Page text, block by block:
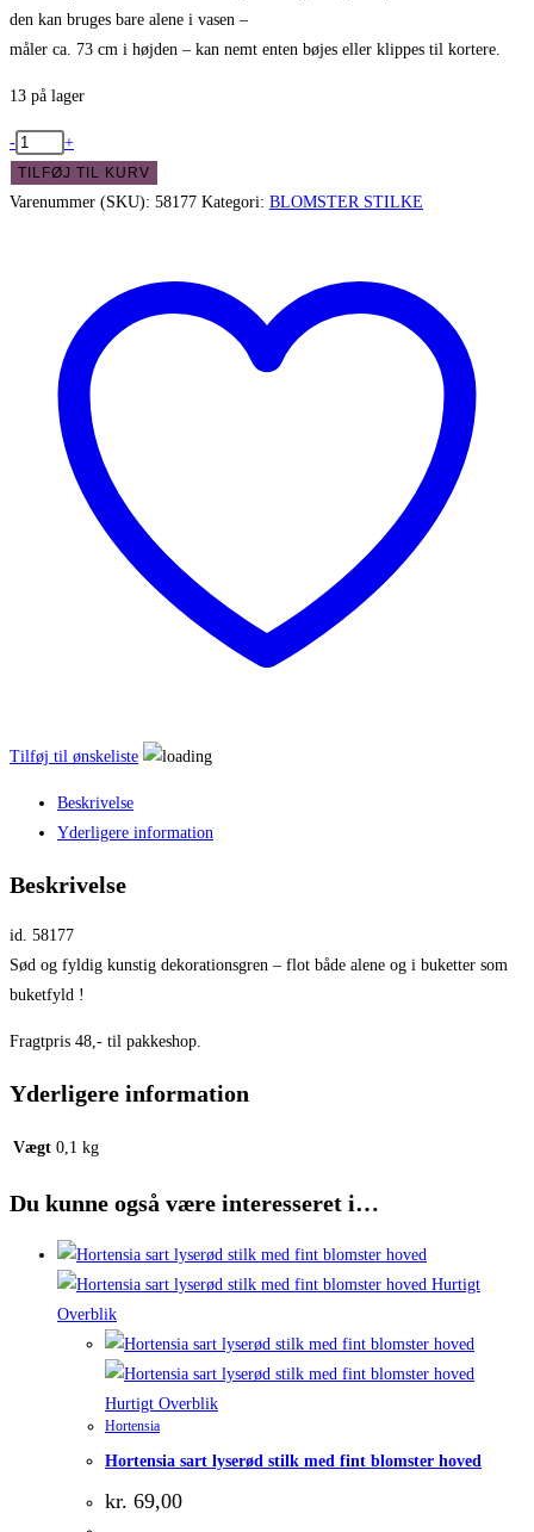
den kan bruges bare alene i vasen –
måler ca. 73 cm i højden – kan nemt enten bøjes eller klippes til kortere.
13 på lager
Fin
sart
lyserød
- +
TILFØJ TIL KURV
Varenummer (SKU): 58177 Kategori: BLOMSTER STILKE
Tilføj til ønskeliste
Beskrivelse
Yderligere information
Beskrivelse
id. 58177
Sød og fyldig kunstig dekorationsgren – flot både alene og i buketter som
buketfyld !
Fragtpris 48,- til pakkeshop.
Yderligere information
Vægt 0,1 kg
Du kunne også være interesseret i…
Hurtigt
Overblik
Hurtigt Overblik
Hortensia
Hortensia sart lyserød stilk med fint blomster hoved
kr. 69,00